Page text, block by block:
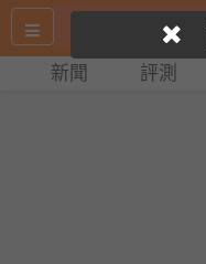
新聞 評測